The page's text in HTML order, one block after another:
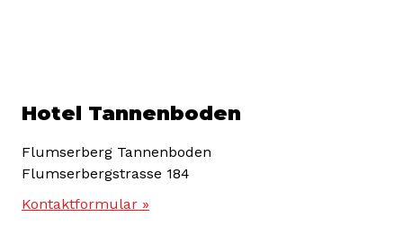
Hotel Tannenboden
Flumserberg Tannenboden
Flumserbergstrasse 184
Kontaktformular »